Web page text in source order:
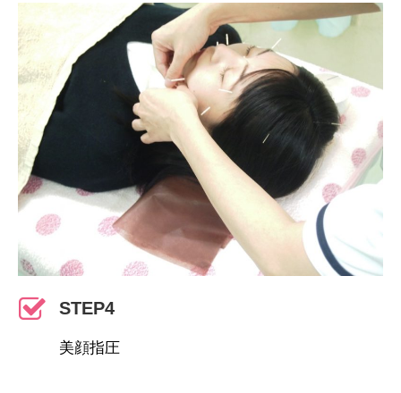
STEP4
美顔指圧